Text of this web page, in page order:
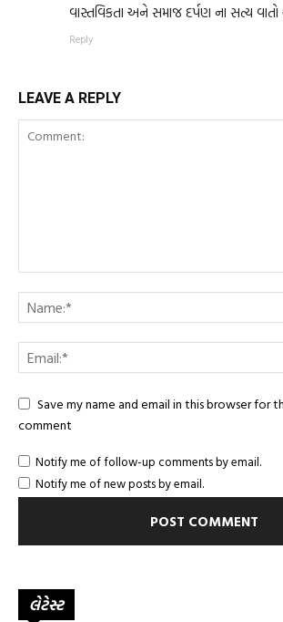
વાસ્તવિકતા અને સમાજ દર્પણ ના સત્ય
Reply
LEAVE A REPLY
Save my name and email in this browser for
comment
Notify me of follow-up comments by email.
Notify me of new posts by email.
લેટેસ્ટ